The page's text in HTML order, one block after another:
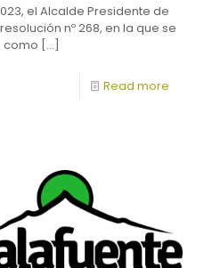
el Alcalde Presidente de
nº 268, en la que se
como […]
Read more